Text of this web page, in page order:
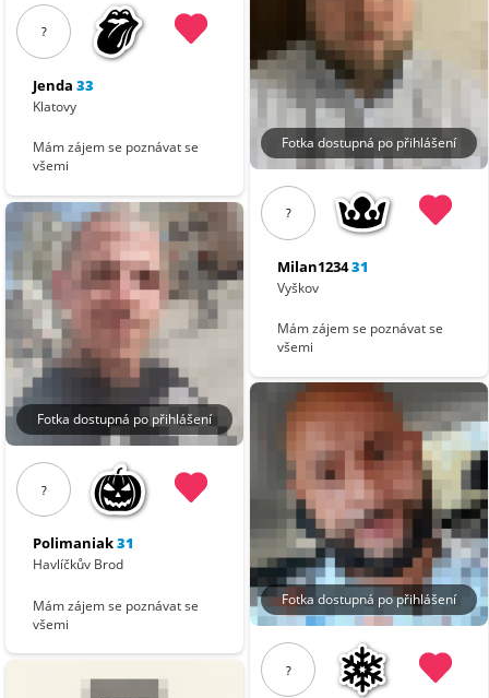
?
Jenda 33
Klatovy
Mám zájem se poznávat se
všemi
Fotka dostupná po přihlášení
?
Polimaniak31
Havlíčkův Brod
Mám zájem se poznávat se
všemi
Fotka dostupná po přihlášení
?
Milan123431
Vyškov
Mám zájem se poznávat se
všemi
Fotka dostupná po přihlášení
?